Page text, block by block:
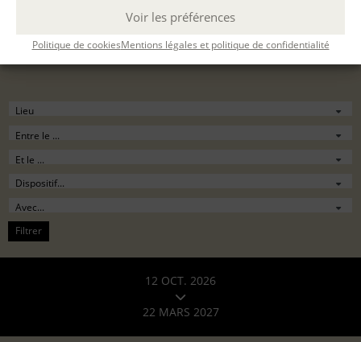
Voir les préférences
Politique de cookiesMentions légales et politique de confidentialité
Filtrer
12 OCT. 2026
22 MARS 2027